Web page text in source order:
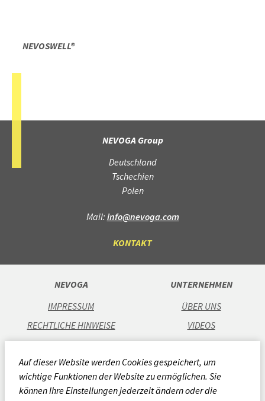
NEVOSWELL®
Auf dieser Website werden Cookies gespeichert, um
wichtige Funktionen der Website zu ermöglichen. Sie
können Ihre Einstellungen jederzeit ändern oder die
NEVOGA Group
Deutschland
Tschechien
Polen
Mail:info@nevoga.com
KONTAKT
NEVOGA
IMPRESSUM
RECHTLICHE HINWEISE
DATENSCHUTZ
AGB
CODE OF CONDUCT
UNTERNEHMEN
ÜBER UNS
VIDEOS
KARRIERE
STANDORTE